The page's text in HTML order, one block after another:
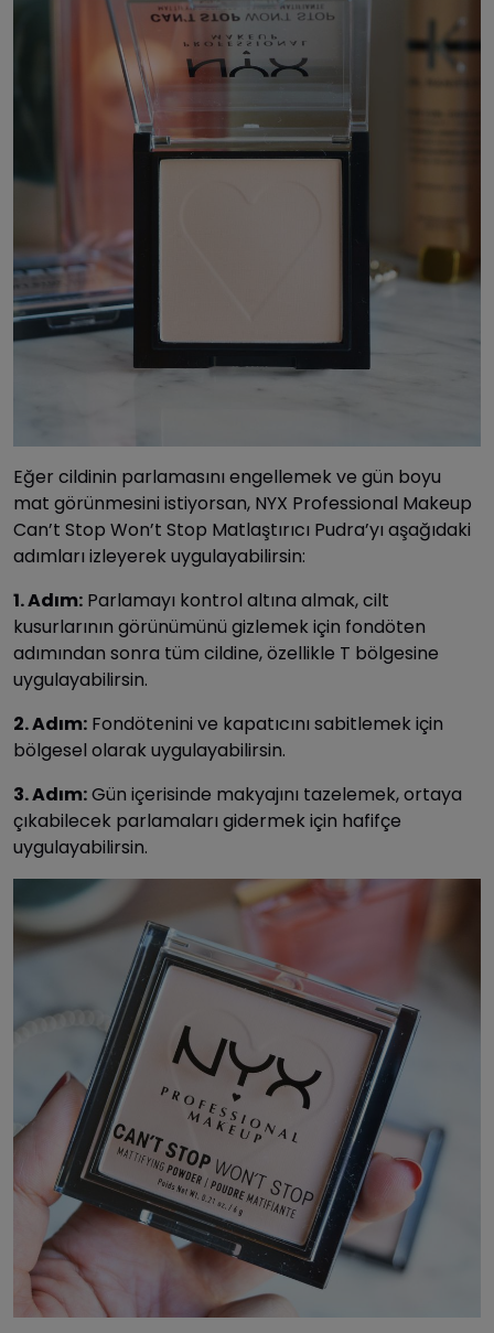
Eğer cildinin parlamasını engellemek ve gün boyu
mat görünmesini istiyorsan, NYX Professional Makeup
Can’t Stop Won’t Stop Matlaştırıcı Pudra’yı aşağıdaki
adımları izleyerek uygulayabilirsin:
1. Adım: Parlamayı kontrol altına almak, cilt
kusurlarının görünümünü gizlemek için fondöten
adımından sonra tüm cildine, özellikle T bölgesine
uygulayabilirsin.
2. Adım: Fondötenini ve kapatıcını sabitlemek için
bölgesel olarak uygulayabilirsin.
3. Adım:Gün içerisinde makyajını tazelemek, ortaya
çıkabilecek parlamaları gidermek için hafifçe
uygulayabilirsin.